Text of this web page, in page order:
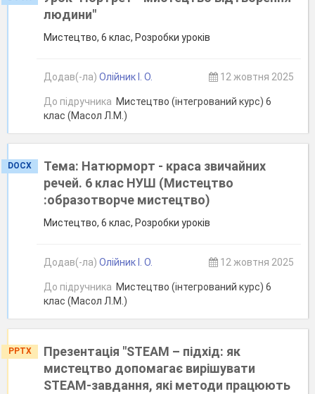
людини"
Мистецтво, 6 клас, Розробки уроків
Додав(-ла) Олійник І. О. 12 жовтня 2025
До підручника Мистецтво (інтегрований курс) 6
клас (Масол Л.М.)
DOCX
Тема: Натюрморт - краса звичайних
речей. 6 клас НУШ (Мистецтво
:образотворче мистецтво)
Мистецтво, 6 клас, Розробки уроків
Додав(-ла) Олійник І. О. 12 жовтня 2025
До підручника Мистецтво (інтегрований курс) 6
клас (Масол Л.М.)
PPTX
Презентація "STEAM – підхід: як
мистецтво допомагає вирішувати
STEAM-завдання, які методи працюють